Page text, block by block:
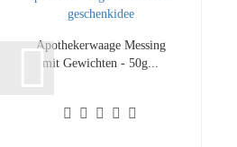
Apothekerwaage Messing
mit Gewichten - 50g...